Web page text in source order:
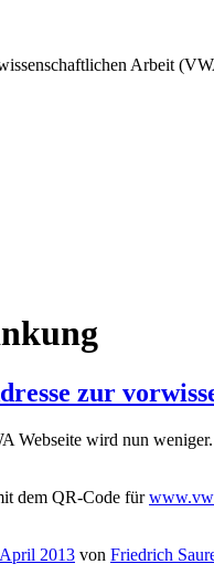
Arbeit
zur
Webseite wird nun
dem QR-Code für
2013 von Friedrich